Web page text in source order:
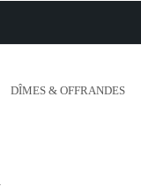
DÎMES & OFFRANDES